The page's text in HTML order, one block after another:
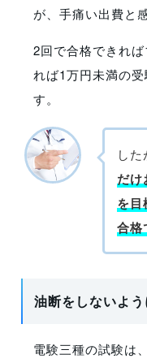
が、手痛い出費と
2回で合格できれ
れば1万円未満の
す。
した
だけ
を
合格
油断をしないよ
電験三種の試験は